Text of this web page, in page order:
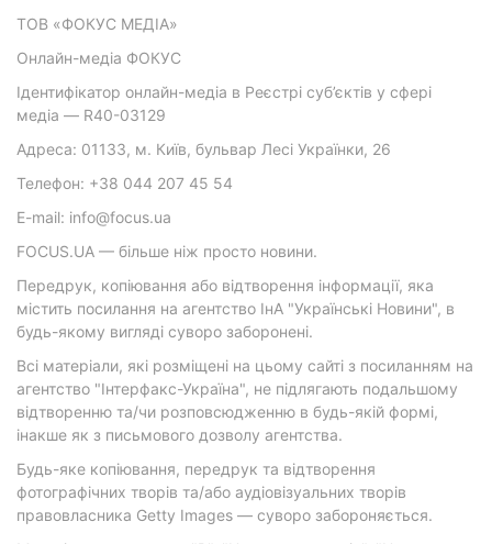
ТОВ «ФОКУС МЕДІА»
Онлайн-медіа ФОКУС
Ідентифікатор онлайн-медіа в Реєстрі суб’єктів у сфері
медіа — R40-03129
Адреса: 01133, м. Київ, бульвар Лесі Українки, 26
Телефон: +38 044 207 45 54
E-mail: info@focus.ua
FOCUS.UA — більше ніж просто новини.
Передрук, копіювання або відтворення інформації, яка
містить посилання на агентство ІнА "Українські Новини", в
будь-якому вигляді суворо заборонені.
Всі матеріали, які розміщені на цьому сайті з посиланням на
агентство "Інтерфакс-Україна", не підлягають подальшому
відтворенню та/чи розповсюдженню в будь-якій формі,
інакше як з письмового дозволу агентства.
Будь-яке копіювання, передрук та відтворення
фотографічних творів та/або аудіовізуальних творів
правовласника Getty Images — суворо забороняється.